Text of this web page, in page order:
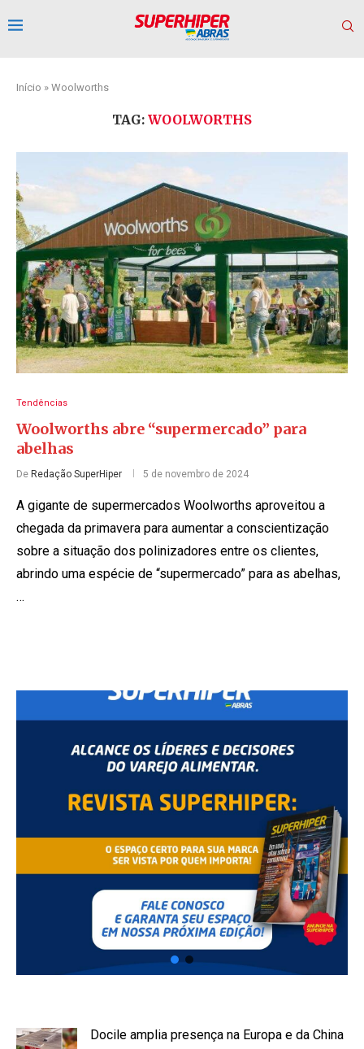
Início » Woolworths
TAG: WOOLWORTHS
Tendências
Woolworths abre “supermercado” para
abelhas
De Redação SuperHiper 5 de novembro de 2024
A gigante de supermercados Woolworths aproveitou a
chegada da primavera para aumentar a conscientização
sobre a situação dos polinizadores entre os clientes,
abrindo uma espécie de “supermercado” para as abelhas,
…
Docile amplia presença na Europa e da China